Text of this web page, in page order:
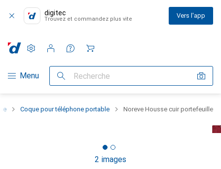
digitec
Trouvez et commandez plus vite Vers l'app
Navigation par catégorie
Menu Recherche
Paramètres
Compte client
Listes de comparaison
Listes d'envies
Panier
Coque pour téléphone portable Noreve Housse cuir portefeuille
2 images